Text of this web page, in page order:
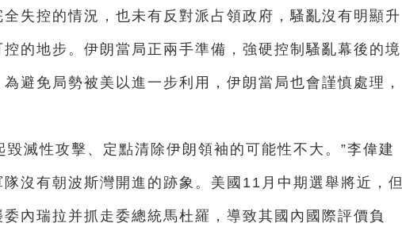
失控的情況，也未有反對派占領政府，騷亂沒有明顯升
的地步。伊朗當局正兩手準備，強硬控制騷亂幕後的境
避免局勢被美以進一步利用，伊朗當局也會謹慎處理，
毀滅性攻擊、定點清除伊朗領袖的可能性不大。”李偉建
沒有朝波斯灣開進的跡象。美國11月中期選舉將近，但
內瑞拉并抓走委總統馬杜羅，導致其國內國際評價負